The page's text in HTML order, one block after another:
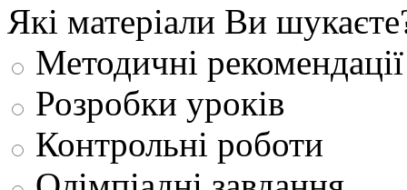
Які матеріали Ви
Методичні рекомендації
Розробки уроків
Контрольні роботи